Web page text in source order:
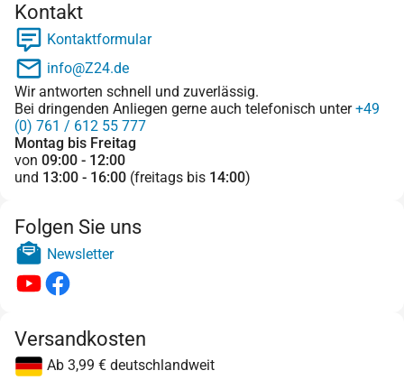
Kontakt
Kontaktformular
info@Z24.de
Wir antworten schnell und zuverlässig.
Bei dringenden Anliegen gerne auch telefonisch unter+49
(0) 761 / 612 55 777
Montag bis Freitag
von 09:00 - 12:00
und 13:00 - 16:00 (freitags bis 14:00)
Folgen Sie uns
Newsletter
Versandkosten
Ab 3,99 € deutschlandweit